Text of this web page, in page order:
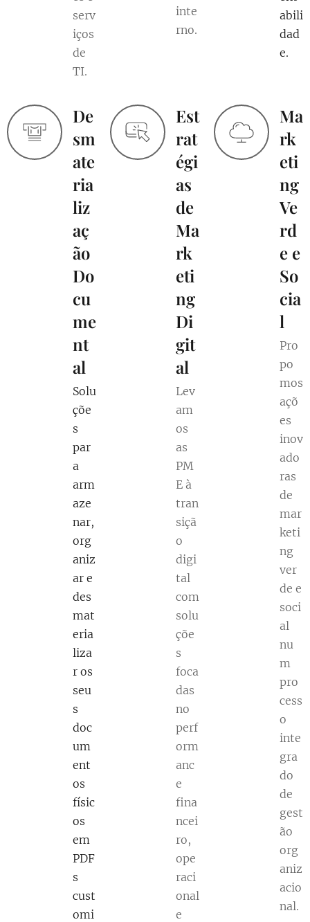
serv
iços
de
TI.
inte
rno.
abili
dad
e.
De
sm
ate
ria
liz
aç
ão
Do
cu
me
nt
al
Solu
çõe
s
par
a
arm
aze
nar,
org
aniz
ar e
des
mat
eria
liza
r os
seu
s
doc
um
ent
os
físic
os
em
PDF
s
cust
omi
Est
rat
égi
as
de
Ma
rk
eti
ng
Di
git
al
Lev
am
os
as
PM
E à
tran
siçã
o
digi
tal
com
solu
çõe
s
foca
das
no
perf
orm
anc
e
fina
ncei
ro,
ope
raci
onal
e
Ma
rk
eti
ng
Ve
rd
e e
So
cia
l
Pro
po
mos
açõ
es
inov
ado
ras
de
mar
keti
ng
ver
de e
soci
al
nu
m
pro
cess
o
inte
gra
do
de
gest
ão
org
aniz
acio
nal.